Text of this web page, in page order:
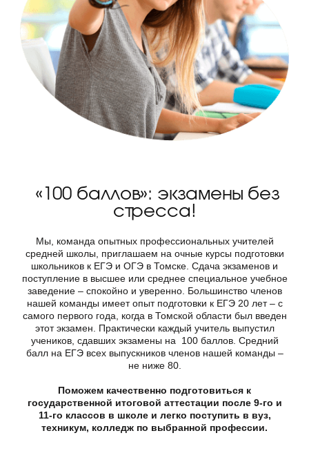
«100 баллов»: экзамены без
стресса!
Мы, команда опытных профессиональных учителей
средней школы, приглашаем на очные курсы подготовки
школьников к ЕГЭ и ОГЭ в Томске. Сдача экзаменов и
поступление в высшее или среднее специальное учебное
заведение – спокойно и уверенно. Большинство членов
нашей команды имеет опыт подготовки к ЕГЭ 20 лет – с
самого первого года, когда в Томской области был введен
этот экзамен. Практически каждый учитель выпустил
учеников, сдавших экзамены на 100 баллов. Средний
балл на ЕГЭ всех выпускников членов нашей команды –
не ниже 80.
Поможем качественно подготовиться к
государственной итоговой аттестации после 9-го и
11-го классов в школе и легко поступить в вуз,
техникум, колледж по выбранной профессии.